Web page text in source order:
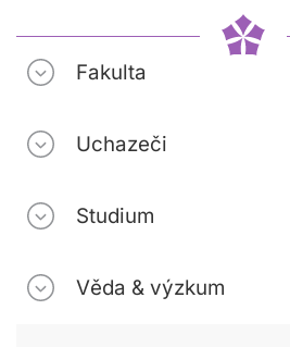
Fakulta
Uchazeči
Studium
Věda & výzkum